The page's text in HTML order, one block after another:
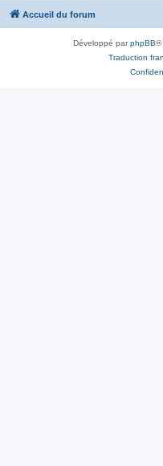
Accueil du forum
Développé parphpBB®
Traduction